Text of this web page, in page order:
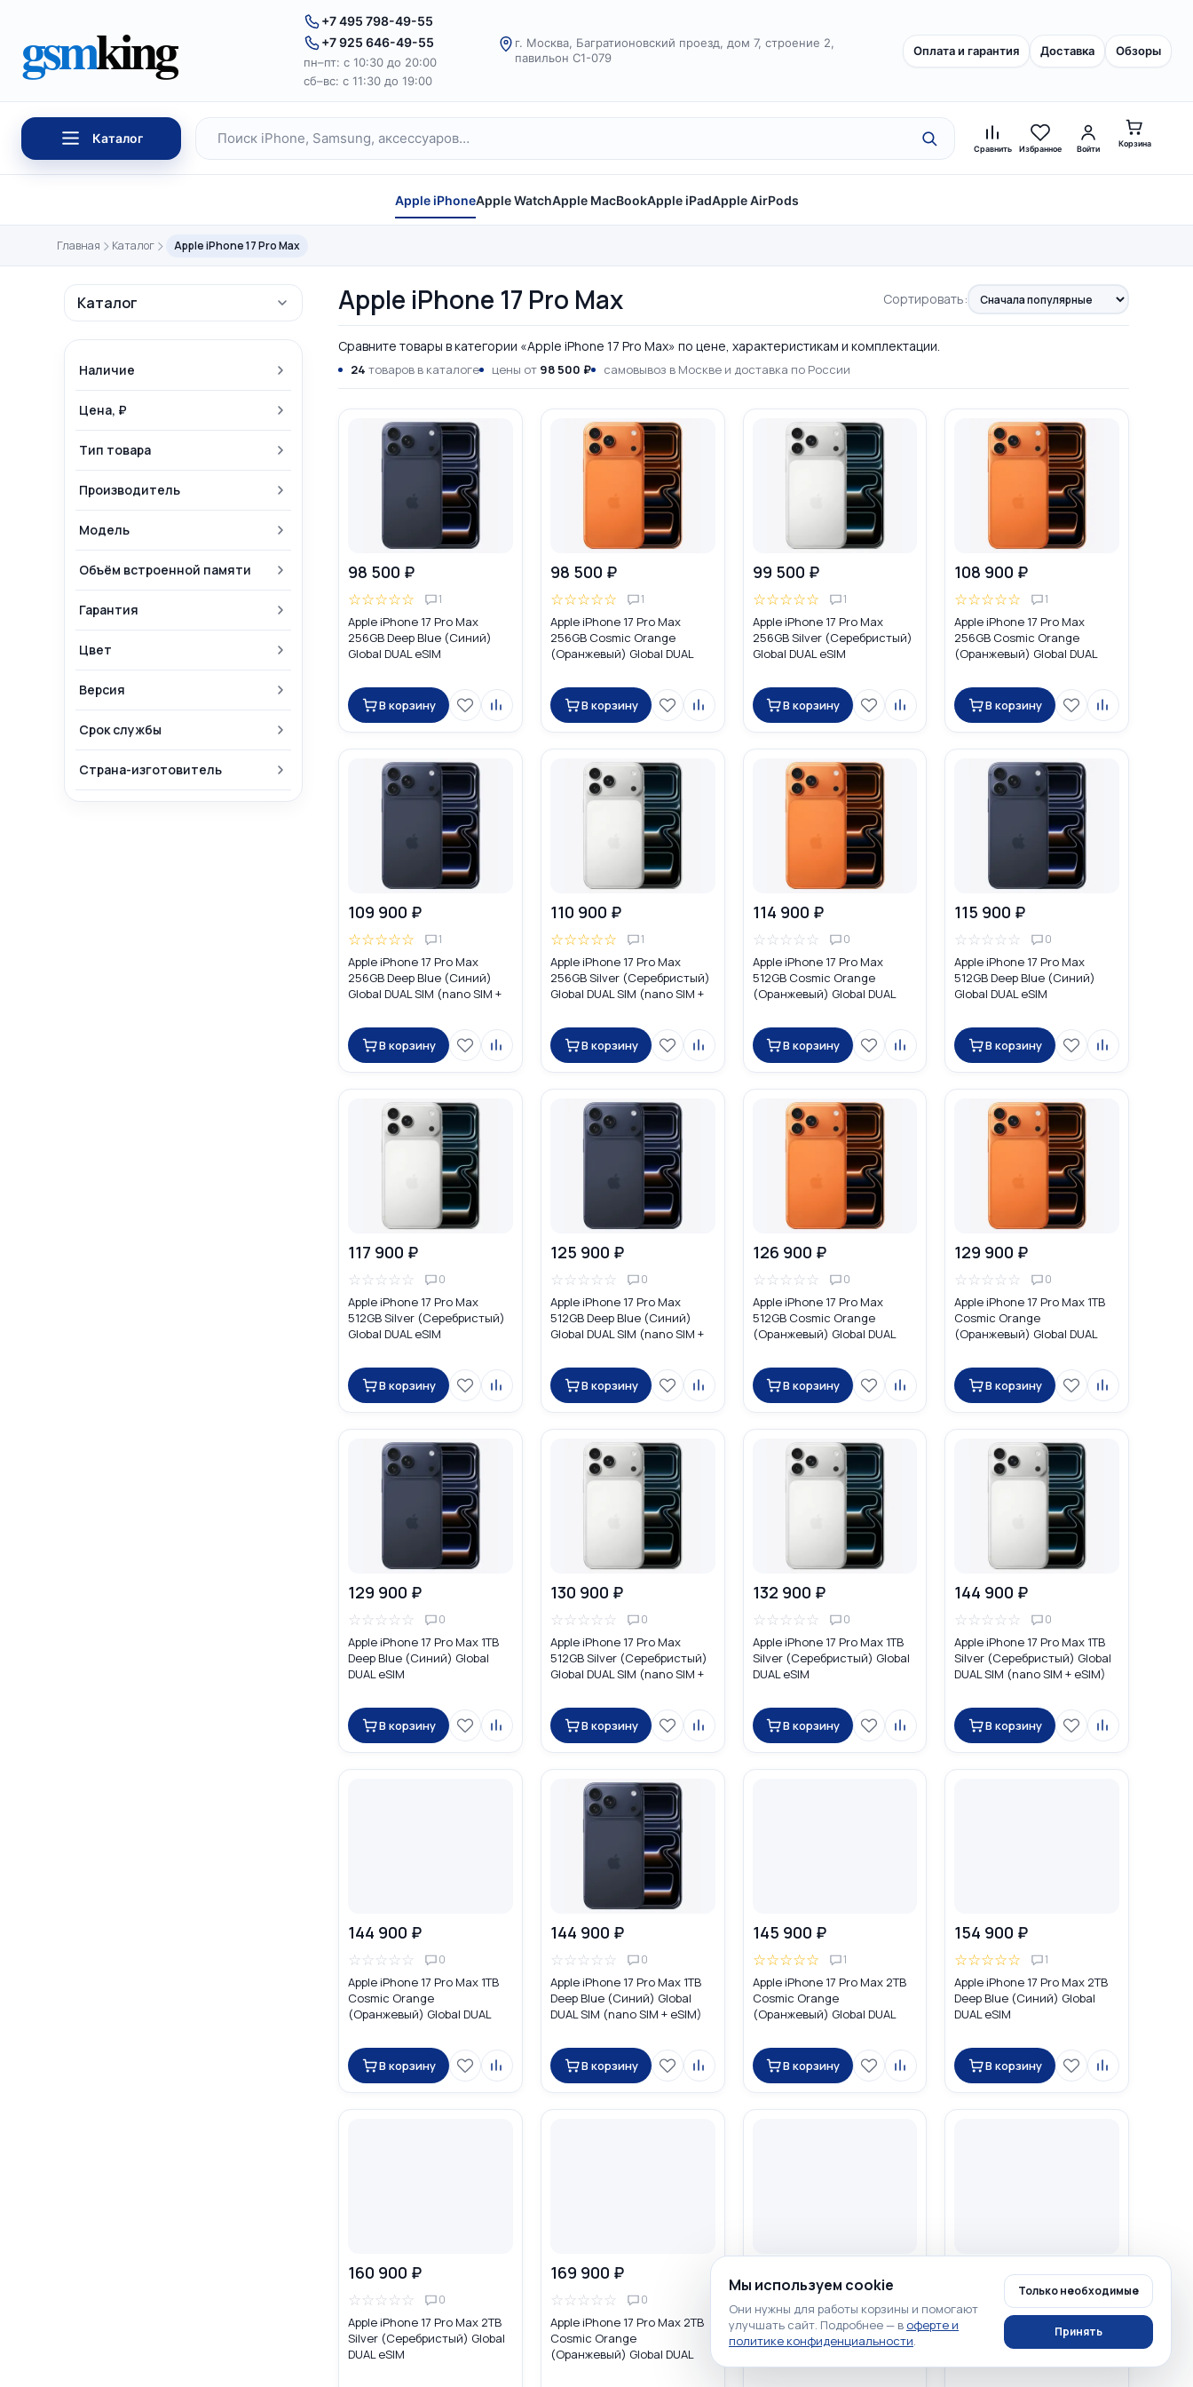
gsmking
+7 495 798-49-55
+7 925 646-49-55
пн–пт: с 10:30 до 20:00
сб–вс: с 11:30 до 19:00
г. Москва, Багратионовский проезд, дом 7, строение 2,
павильон С1-079
Оплата и гарантия Доставка Обзоры
Каталог
Поиск по каталогу Сравнить Избранное Войти
Корзина
Apple iPhoneApple WatchApple MacBookApple iPadApple AirPods
Главная Каталог Apple iPhone 17 Pro Max
Каталог
Наличие
Цена, ₽
Тип товара
Производитель
Модель
Объём встроенной памяти
Гарантия
Цвет
Версия
Срок службы
Страна-изготовитель
Apple iPhone 17 Pro Max Сортировать:
Сравните товары в категории «Apple iPhone 17 Pro Max» по цене, характеристикам и комплектации.
24 товаров в каталоге цены от 98 500 ₽ самовывоз в Москве и доставка по России
98 500 ₽
☆☆☆☆☆ 1
Apple iPhone 17 Pro Max
256GB Deep Blue (Синий)
Global DUAL eSIM
В корзину
98 500 ₽
☆☆☆☆☆ 1
Apple iPhone 17 Pro Max
256GB Cosmic Orange
(Оранжевый) Global DUAL
В корзину
99 500 ₽
☆☆☆☆☆ 1
Apple iPhone 17 Pro Max
256GB Silver (Серебристый)
Global DUAL eSIM
В корзину
108 900 ₽
☆☆☆☆☆ 1
Apple iPhone 17 Pro Max
256GB Cosmic Orange
(Оранжевый) Global DUAL
В корзину
109 900 ₽
☆☆☆☆☆ 1
Apple iPhone 17 Pro Max
256GB Deep Blue (Синий)
Global DUAL SIM (nano SIM +
В корзину
110 900 ₽
☆☆☆☆☆ 1
Apple iPhone 17 Pro Max
256GB Silver (Серебристый)
Global DUAL SIM (nano SIM +
В корзину
114 900 ₽
☆☆☆☆☆ 0
Apple iPhone 17 Pro Max
512GB Cosmic Orange
(Оранжевый) Global DUAL
В корзину
115 900 ₽
☆☆☆☆☆ 0
Apple iPhone 17 Pro Max
512GB Deep Blue (Синий)
Global DUAL eSIM
В корзину
117 900 ₽
☆☆☆☆☆ 0
Apple iPhone 17 Pro Max
512GB Silver (Серебристый)
Global DUAL eSIM
В корзину
125 900 ₽
☆☆☆☆☆ 0
Apple iPhone 17 Pro Max
512GB Deep Blue (Синий)
Global DUAL SIM (nano SIM +
В корзину
126 900 ₽
☆☆☆☆☆ 0
Apple iPhone 17 Pro Max
512GB Cosmic Orange
(Оранжевый) Global DUAL
В корзину
129 900 ₽
☆☆☆☆☆ 0
Apple iPhone 17 Pro Max 1TB
Cosmic Orange
(Оранжевый) Global DUAL
В корзину
129 900 ₽
☆☆☆☆☆ 0
Apple iPhone 17 Pro Max 1TB
Deep Blue (Синий) Global
DUAL eSIM
В корзину
130 900 ₽
☆☆☆☆☆ 0
Apple iPhone 17 Pro Max
512GB Silver (Серебристый)
Global DUAL SIM (nano SIM +
В корзину
132 900 ₽
☆☆☆☆☆ 0
Apple iPhone 17 Pro Max 1TB
Silver (Серебристый) Global
DUAL eSIM
В корзину
144 900 ₽
☆☆☆☆☆ 0
Apple iPhone 17 Pro Max 1TB
Silver (Серебристый) Global
DUAL SIM (nano SIM + eSIM)
В корзину
144 900 ₽
☆☆☆☆☆ 0
Apple iPhone 17 Pro Max 1TB
Cosmic Orange
(Оранжевый) Global DUAL
В корзину
144 900 ₽
☆☆☆☆☆ 0
Apple iPhone 17 Pro Max 1TB
Deep Blue (Синий) Global
DUAL SIM (nano SIM + eSIM)
В корзину
145 900 ₽
☆☆☆☆☆ 1
Apple iPhone 17 Pro Max 2TB
Cosmic Orange
(Оранжевый) Global DUAL
В корзину
154 900 ₽
☆☆☆☆☆ 1
Apple iPhone 17 Pro Max 2TB
Deep Blue (Синий) Global
DUAL eSIM
В корзину
160 900 ₽
☆☆☆☆☆ 0
Apple iPhone 17 Pro Max 2TB
Silver (Серебристый) Global
DUAL eSIM
169 900 ₽
☆☆☆☆☆ 0
Apple iPhone 17 Pro Max 2TB
Cosmic Orange
(Оранжевый) Global DUAL
☆
Apple iPhone 17 Pro Max 2TB
Silver (Серебристый) Global
170 900 ₽
☆ 0
Apple iPhone 17 Pro Max 2TB
Deep Blue (Синий) Global
Мы используем cookie
Они нужны для работы корзины и помогают
улучшать сайт. Подробнее — в оферте и
политике конфиденциальности.
Только необходимые
Принять